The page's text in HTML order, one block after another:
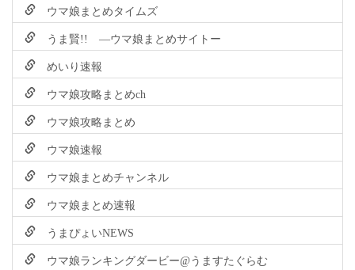
ウマ娘まとめタイムズ
うま賢!! ―ウマ娘まとめサイトー
めいり速報
ウマ娘攻略まとめch
ウマ娘攻略まとめ
ウマ娘速報
ウマ娘まとめチャンネル
ウマ娘まとめ速報
うまぴょいNEWS
ウマ娘ランキングダービー@うますたぐらむ